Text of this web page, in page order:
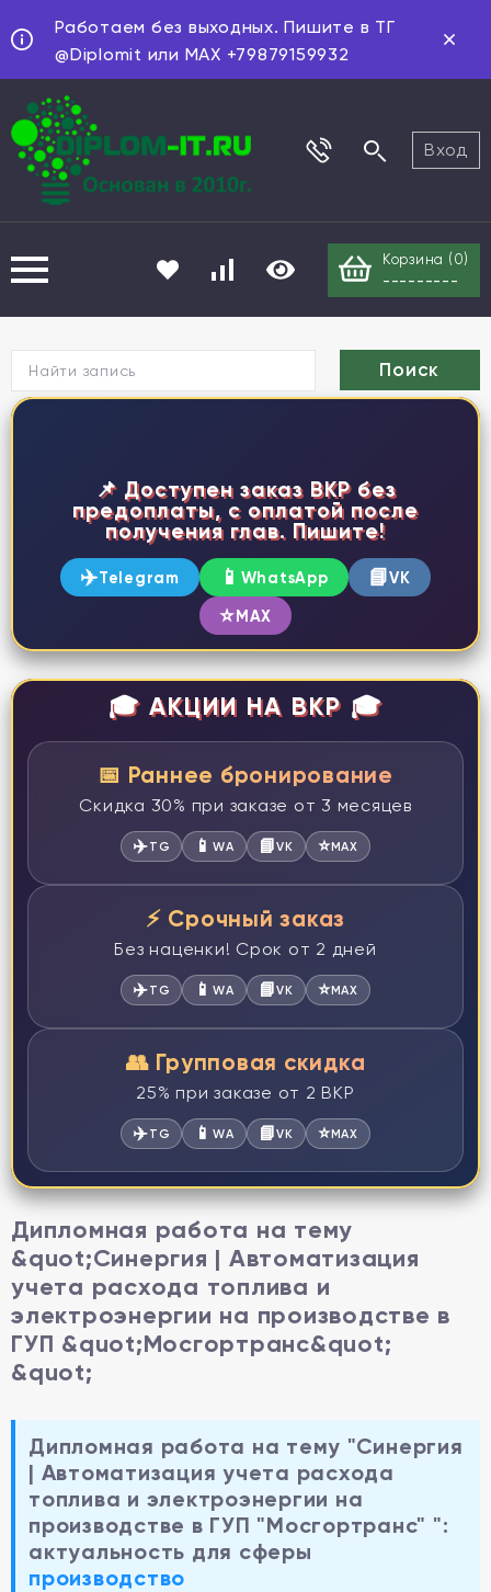
Работаем без выходных. Пишите в ТГ
@Diplomit или MAX +79879159932
Вход
Корзина ( 0)
---------
📌 Доступен заказ ВКР без
предоплаты, с оплатой после
получения глав. Пишите!
✈️Telegram 📱 WhatsApp 📘VK
⭐MAX
🎓 АКЦИИ НА ВКР 🎓
📅 Раннее бронирование
Скидка 30% при заказе от 3 месяцев
✈️TG 📱WA 📘VK ⭐MAX
⚡ Срочный заказ
Без наценки! Срок от 2 дней
✈️TG 📱WA 📘VK ⭐MAX
👥 Групповая скидка
25% при заказе от 2 ВКР
✈️TG 📱WA 📘VK ⭐MAX
Дипломная работа на тему
&quot;Синергия | Автоматизация
учета расхода топлива и
электроэнергии на производстве в
ГУП &quot;Мосгортранс&quot;
&quot;
Дипломная работа на тему "Синергия
| Автоматизация учета расхода
топлива и электроэнергии на
производстве в ГУП "Мосгортранс" ":
актуальность для сферы
производство